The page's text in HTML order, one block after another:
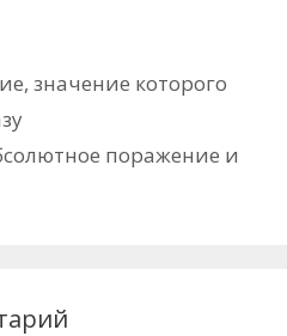
значение которого
поражение и